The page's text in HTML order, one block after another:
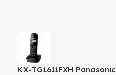
KX-TG1611FXH Panasonic